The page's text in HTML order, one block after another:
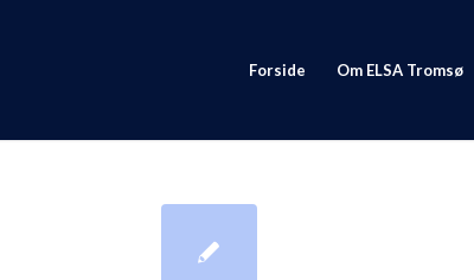
Forside Om ELSA Tromsø